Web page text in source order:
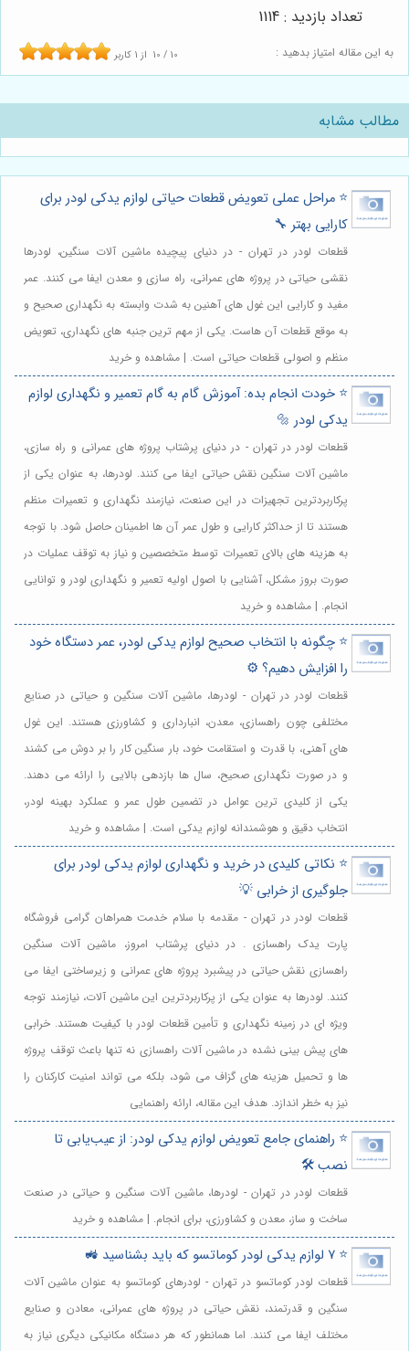
به این مقاله امتیاز بدهید : 10 / 10 از 1 کاربر
تعداد بازدید : 1114
مطالب مشابه
⭐️ مراحل عملی تعویض قطعات حیاتی لوازم یدکی لودر برای
کارایی بهتر 🔧
قطعات لودر در تهران - در دنیای پیچیده ماشین آلات سنگین، لودرها
نقشی حیاتی در پروژه های عمرانی، راه سازی و معدن ایفا می کنند. عمر
مفید و کارایی این غول های آهنین به شدت وابسته به نگهداری صحیح و
به موقع قطعات آن هاست. یکی از مهم ترین جنبه های نگهداری، تعویض
منظم و اصولی قطعات حیاتی است. | مشاهده و خرید
⭐️ خودت انجام بده: آموزش گام به گام تعمیر و نگهداری لوازم
یدکی لودر 🔩
قطعات لودر در تهران - در دنیای پرشتاب پروژه های عمرانی و راه سازی،
ماشین آلات سنگین نقش حیاتی ایفا می کنند. لودرها، به عنوان یکی از
پرکاربردترین تجهیزات در این صنعت، نیازمند نگهداری و تعمیرات منظم
هستند تا از حداکثر کارایی و طول عمر آن ها اطمینان حاصل شود. با توجه
به هزینه های بالای تعمیرات توسط متخصصین و نیاز به توقف عملیات در
صورت بروز مشکل، آشنایی با اصول اولیه تعمیر و نگهداری لودر و توانایی
انجام. | مشاهده و خرید
⭐️ چگونه با انتخاب صحیح لوازم یدکی لودر، عمر دستگاه خود
را افزایش دهیم؟ ⚙️
قطعات لودر در تهران - لودرها، ماشین آلات سنگین و حیاتی در صنایع
مختلفی چون راهسازی، معدن، انبارداری و کشاورزی هستند. این غول
های آهنی، با قدرت و استقامت خود، بار سنگین کار را بر دوش می کشند
و در صورت نگهداری صحیح، سال ها بازدهی بالایی را ارائه می دهند.
یکی از کلیدی ترین عوامل در تضمین طول عمر و عملکرد بهینه لودر،
انتخاب دقیق و هوشمندانه لوازم یدکی است. | مشاهده و خرید
⭐️ نکاتی کلیدی در خرید و نگهداری لوازم یدکی لودر برای
جلوگیری از خرابی 💡
قطعات لودر در تهران - مقدمه با سلام خدمت همراهان گرامی فروشگاه
پارت یدک راهسازی . در دنیای پرشتاب امروز، ماشین آلات سنگین
راهسازی نقش حیاتی در پیشبرد پروژه های عمرانی و زیرساختی ایفا می
کنند. لودرها به عنوان یکی از پرکاربردترین این ماشین آلات، نیازمند توجه
ویژه ای در زمینه نگهداری و تأمین قطعات لودر با کیفیت هستند. خرابی
های پیش بینی نشده در ماشین آلات راهسازی نه تنها باعث توقف پروژه
ها و تحمیل هزینه های گزاف می شود، بلکه می تواند امنیت کارکنان را
نیز به خطر اندازد. هدف این مقاله، ارائه راهنمایی
⭐️ راهنمای جامع تعویض لوازم یدکی لودر: از عیب‌یابی تا
نصب 🛠️
قطعات لودر در تهران - لودرها، ماشین آلات سنگین و حیاتی در صنعت
ساخت و ساز، معدن و کشاورزی، برای انجام. | مشاهده و خرید
⭐️ 7 لوازم یدکی لودر کوماتسو که باید بشناسید 🚜
قطعات لودر کوماتسو در تهران - لودرهای کوماتسو به عنوان ماشین آلات
سنگین و قدرتمند، نقش حیاتی در پروژه های عمرانی، معادن و صنایع
مختلف ایفا می کنند. اما همانطور که هر دستگاه مکانیکی دیگری نیاز به